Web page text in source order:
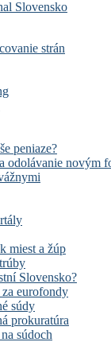
strán
peniaze?
odolávanie novým
miest a žúp
Slovensko?
eurofondy
súdy
prokuratúra
súdoch